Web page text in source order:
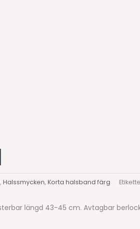
, Halssmycken, Korta halsband färg
längd 43-45 cm. Avtagbar